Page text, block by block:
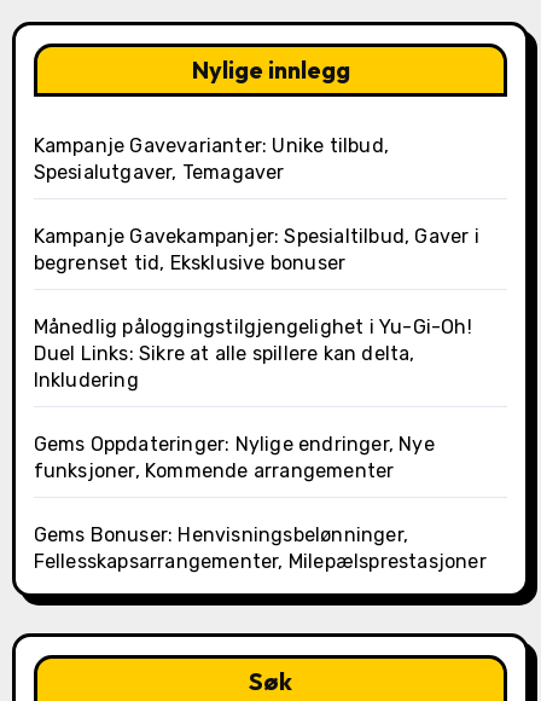
Nylige innlegg
Kampanje Gavevarianter: Unike tilbud,
Spesialutgaver, Temagaver
Kampanje Gavekampanjer: Spesialtilbud, Gaver i
begrenset tid, Eksklusive bonuser
Månedlig påloggingstilgjengelighet i Yu-Gi-Oh!
Duel Links: Sikre at alle spillere kan delta,
Inkludering
Gems Oppdateringer: Nylige endringer, Nye
funksjoner, Kommende arrangementer
Gems Bonuser: Henvisningsbelønninger,
Fellesskapsarrangementer, Milepælsprestasjoner
Søk